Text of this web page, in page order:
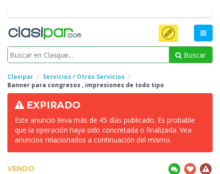
Buscar
Clasipar
Servicios / Otros Servicios
Banner para congresos , impresiones de todo tipo
EXPIRADO
Este anuncio lleva más de 45 días publicado. Es probable
que la operación haya sido concretada o finalizada. Vea
anuncios relacionados a continuación del mismo.
VENDO